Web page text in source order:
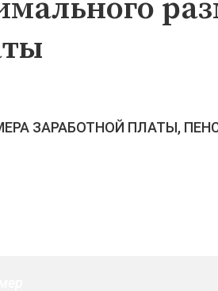
ЗАРАБОТНОЙ ПЛАТЫ,